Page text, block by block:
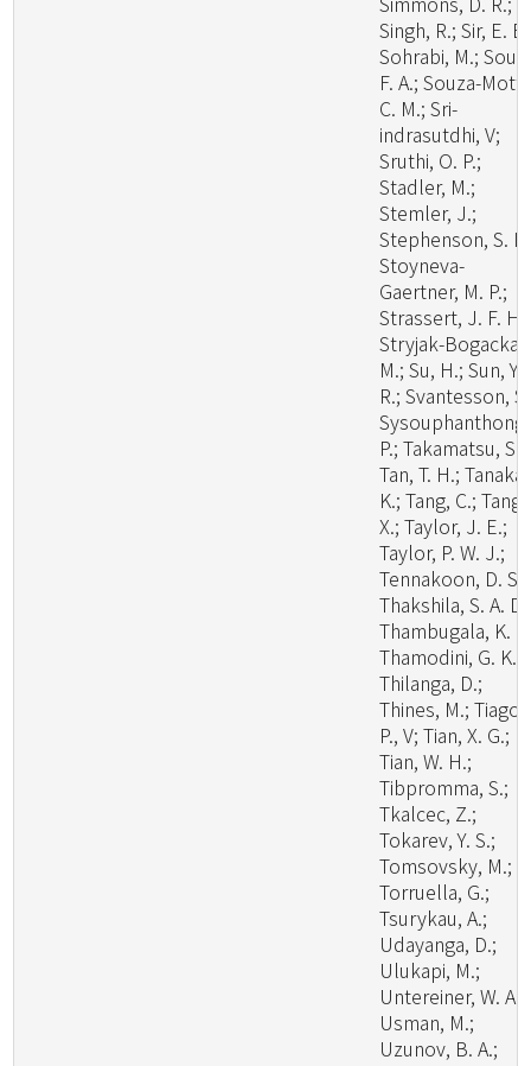
Singh, R.; Sir, E.
Sohrabi, M.;
F. A.; Souza-
C. M.; Sri-
indrasutdhi, V;
Sruthi, O. P.;
Stadler, M.;
Stemler, J.;
Stephenson, S.
Stoyneva-
Gaertner, M. P.;
Strassert, J. F. H.;
Stryjak-Bogacka,
M.; Su, H.; Sun, Y.
R.; Svantesson,
Sysouphanthong,
P.; Takamatsu, S.;
Tan, T. H.; Tanaka,
K.; Tang, C.; Tang,
X.; Taylor, J. E.;
Taylor, P. W. J.;
Tennakoon, D. S.;
Thakshila, S. A.
Thambugala, K.
Thamodini, G. K.;
Thilanga, D.;
Thines, M.; Tiago,
P., V; Tian, X. G.;
Tian, W. H.;
Tibpromma, S.;
Tkalcec, Z.;
Tokarev, Y. S.;
Tomsovsky, M.;
Torruella, G.;
Tsurykau, A.;
Udayanga, D.;
Ulukapi, M.;
Untereiner, W. A.;
Usman, M.;
Uzunov, B. A.;